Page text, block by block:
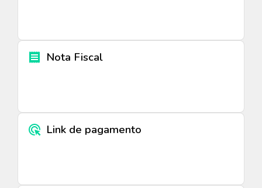
Nota Fiscal
Link de pagamento